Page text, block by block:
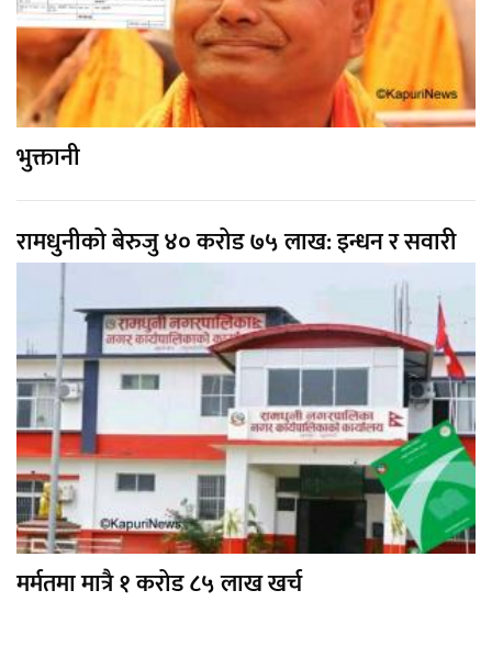
भुक्तानी
रामधुनीको बेरुजु ४० करोड ७५ लाख: इन्धन र सवारी
मर्मतमा मात्रै १ करोड ८५ लाख खर्च